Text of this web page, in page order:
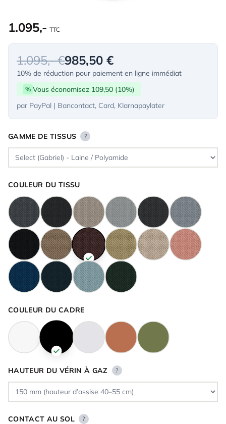
1.095,- TTC
1.095,- €985,50 €
10% de réduction pour paiement en ligne immédiat
% Vous économisez 109,50 (10%)
par PayPal | Bancontact, Card, Klarnapaylater
GAMME DE TISSUS ?
COULEUR DU TISSU
COULEUR DU CADRE
HAUTEUR DU VÉRIN À GAZ ?
CONTACT AU SOL ?